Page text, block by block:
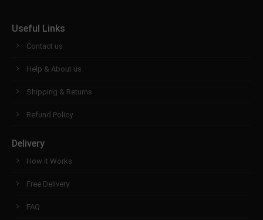
Useful Links
Contact us
Help & About us
Shipping & Returns
Refund Policy
Delivery
How it Works
Free Delivery
FAQ